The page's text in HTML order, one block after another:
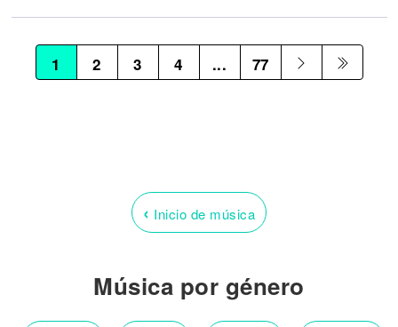
1 2 3 4 ... 77
‹ Inicio de música
Música por género